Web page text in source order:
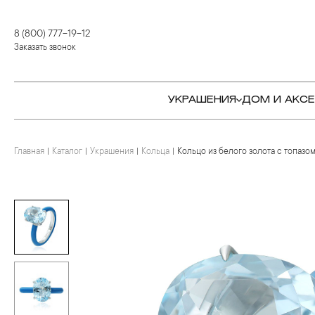
8 (800) 777-19-12
Заказать звонок
УКРАШЕНИЯ
КОЛЬЦА
ПОДВЕСКИ И КРЕСТЫ
БРОШИ
ЦЕПИ
ДОМ И
СТОЛОВЫЕ ПРИБОРЫ
ДЛЯ ЧАЯ
ДЛЯ КОФЕ
ДЕТЯМ
КОЛЬЦА
БРАСЛЕТЫ
КОЛЬЕ И ПОДВЕСКИ
КАМНЕРЕЗНОЕ
Главная Каталог Украшения Кольца Кольцо из белого золота с топазом